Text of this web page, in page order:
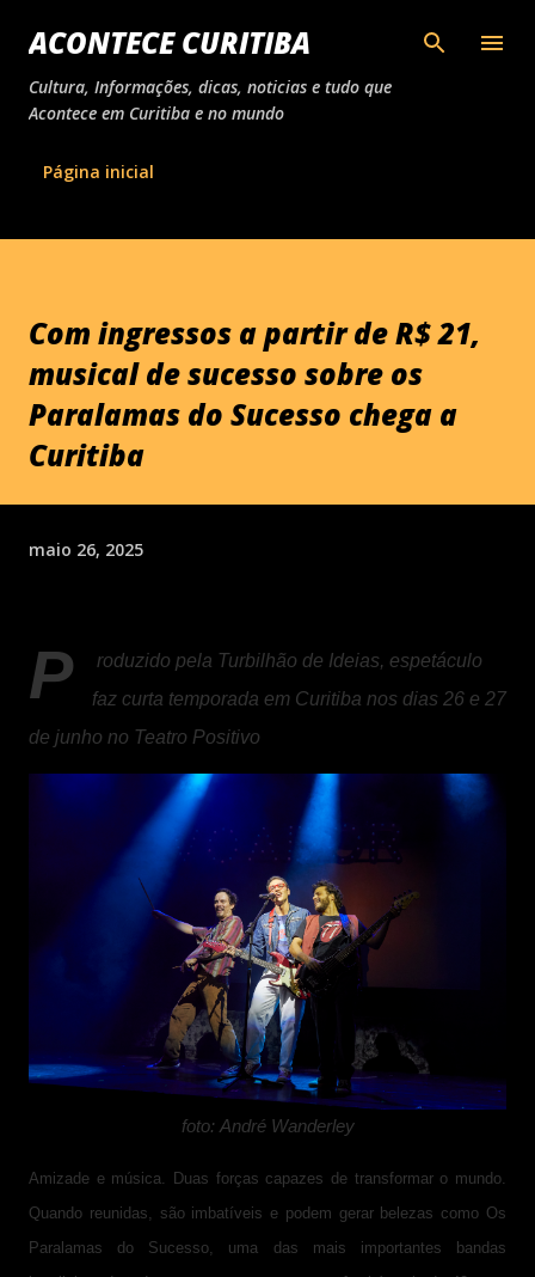
Pular para o conteúdo principal
ACONTECE CURITIBA
Cultura, Informações, dicas, noticias e tudo que
Acontece em Curitiba e no mundo
Página inicial
Com ingressos a partir de R$ 21,
musical de sucesso sobre os
Paralamas do Sucesso chega a
Curitiba
maio 26, 2025
P
roduzido pela Turbilhão de Ideias, espetáculo
faz curta temporada em Curitiba nos dias 26 e 27
de junho no Teatro Positivo
foto: André Wanderley
Amizade e música. Duas forças capazes de transformar o mundo.
Quando reunidas, são imbatíveis e podem gerar belezas como Os
Paralamas do Sucesso, uma das mais importantes bandas